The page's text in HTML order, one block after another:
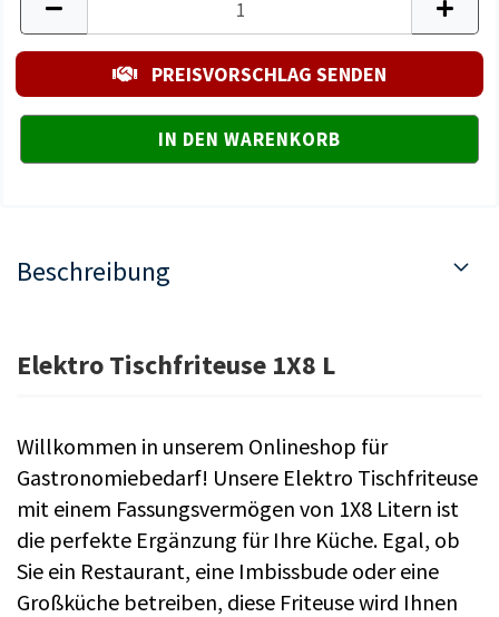
PREISVORSCHLAG SENDEN
Beschreibung
Elektro Tischfriteuse 1X8 L
Willkommen in unserem Onlineshop für
Gastronomiebedarf! Unsere Elektro Tischfriteuse
mit einem Fassungsvermögen von 1X8 Litern ist
die perfekte Ergänzung für Ihre Küche. Egal, ob
Sie ein Restaurant, eine Imbissbude oder eine
Großküche betreiben, diese Friteuse wird Ihnen